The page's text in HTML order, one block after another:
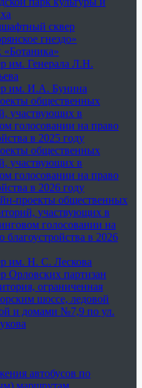
сквер
гнездо»
«Ботаника»
им. Генерала Л.Н.
им. И.А. Бунина
общественных
участвующих в
голосовании на право
в 2025 году
общественных
участвующих в
голосовании на право
в 2026 году
проекты общественных
участвующих в
голосовании на
благоустройства в 2026
им. Н. С. Лескова
Орловских партизан
ограниченная
шоссе, ледовой
и домами №7,9 по ул.
автобусов по
маршрутам